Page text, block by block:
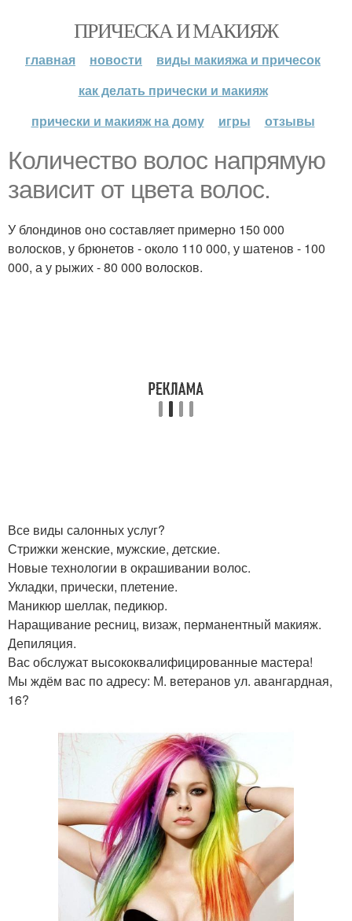
ПРИЧЕСКА И МАКИЯЖ
главная новости
виды макияжа и причесок
как делать прически и макияж
прически и макияж на дому
игры отзывы
Количество волос напрямую
зависит от цвета волос.
У блондинов оно составляет примерно 150 000
волосков, у брюнетов - около 110 000, у шатенов - 100
000, а у рыжих - 80 000 волосков.
Все виды салонных услуг?
Стрижки женские, мужские, детские.
Новые технологии в окрашивании волос.
Укладки, прически, плетение.
Маникюр шеллак, педикюр.
Наращивание ресниц, визаж, перманентный макияж.
Депиляция.
Вас обслужат высококвалифицированные мастера!
Мы ждём вас по адресу: М. ветеранов ул. авангардная,
16?